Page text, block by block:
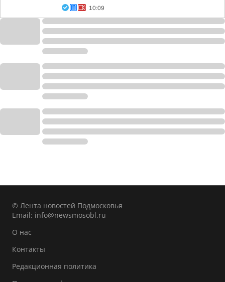
10:09
© Лента новостей Подмосковья
Email: info@newsmosobl.ru
О нас
Контакты
Редакционная политика